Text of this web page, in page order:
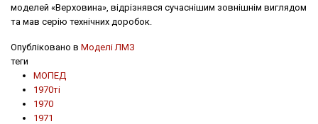
моделей «Верховина», відрізнявся сучаснішим зовнішнім виглядом
та мав серію технічних доробок.
Опубліковано в Моделі ЛМЗ
теги
МОПЕД
1970ті
1970
1971